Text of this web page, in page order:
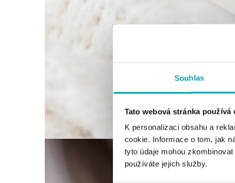
Souhlas
Tato webová stránka používá
K personalizaci obsahu a
cookie. Informace o tom, jak
tyto údaje mohou
používáte jejich služby.